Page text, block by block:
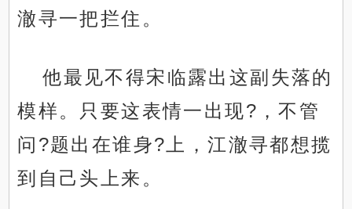
澈寻一把拦住。
他最见不得宋临露出这副失落的
模样。只要这表情一出现?，不管
问?题出在谁身?上，江澈寻都想揽
到自己头上来。